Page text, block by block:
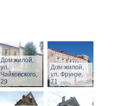
Дом жилой,
ул.
Чайковского,
29
Дом жилой,
ул. Фрунзе,
71